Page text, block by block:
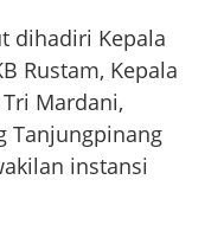
dihadiri Kepala
Rustam, Kepala
Mardani,
Tanjungpinang
instansi